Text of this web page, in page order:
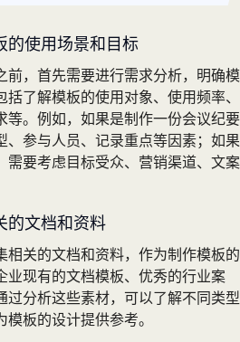
的使用场景和目标
前，首先需要进行需求分析，明确模
了解模板的使用对象、使用频率、
等。例如，如果是制作一份会议纪要
、参与人员、记录重点等因素；如果
需要考虑目标受众、营销渠道、文案
的文档和资料
相关的文档和资料，作为制作模板的
业现有的文档模板、优秀的行业案
过分析这些素材，可以了解不同类型
板的设计提供参考。